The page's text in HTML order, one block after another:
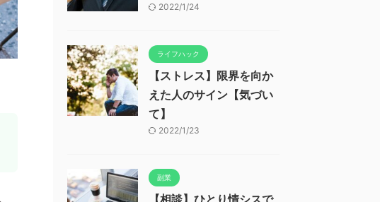
2022/1/24
ライフハック
【ストレス】限界を向か
えた人のサイン【気づい
て】
2022/1/23
副業
【相談】ひとり情シスで